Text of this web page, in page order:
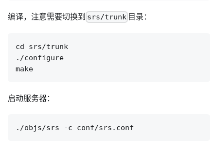
编译，注意需要切换到 srs/trunk 目录：
cd srs/trunk
./configure
启动服务器：